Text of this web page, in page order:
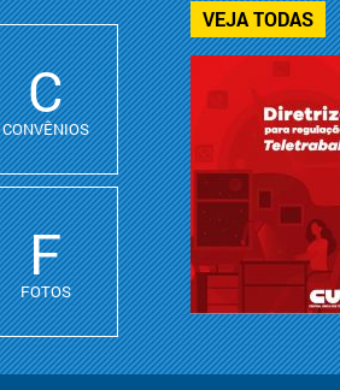
C
CONVÊNIOS
F
FOTOS
VEJA TODAS